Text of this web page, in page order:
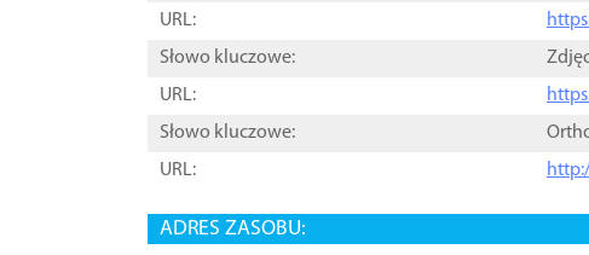
URL:
Słowo kluczowe:
URL:
Słowo kluczowe:
URL:
ADRES ZASOBU: